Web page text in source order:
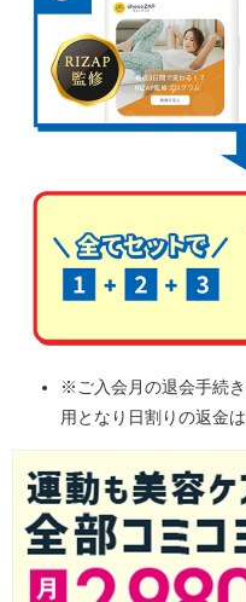
※ご入会月の退会手続
用となり日割りの返金